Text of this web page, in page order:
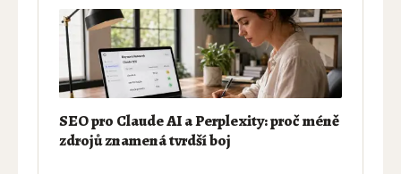
SEO pro Claude AI a Perplexity: proč méně
zdrojů znamená tvrdší boj